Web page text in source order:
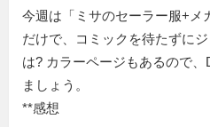
今週は「ミサのセーラー服+メ
だけで、コミックを待たずに
は? カラーページもあるので
ましょう。
**感想